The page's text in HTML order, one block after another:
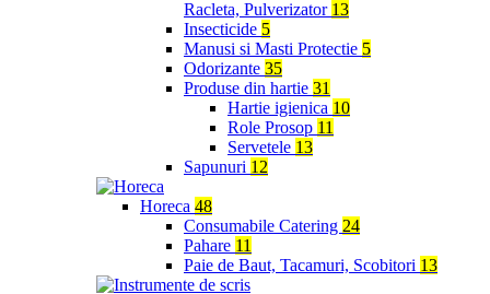
Racleta, Pulverizator 13
Insecticide 5
Manusi si Masti Protectie 5
Odorizante 35
Produse din hartie 31
Hartie igienica 10
Role Prosop 11
Servetele 13
Sapunuri 12
Horeca 48
Consumabile Catering 24
Pahare 11
Paie de Baut, Tacamuri, Scobitori 13